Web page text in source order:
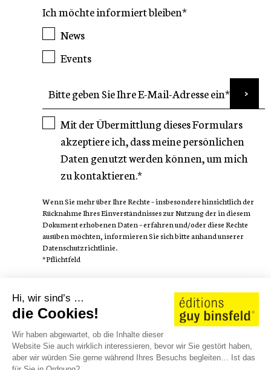
Ich möchte informiert bleiben*
News
Events
Mit der Übermittlung dieses Formulars
akzeptiere ich, dass meine persönlichen
Daten genutzt werden können, um mich
zu kontaktieren.*
Wenn Sie mehr über Ihre Rechte – insbesondere hinsichtlich der
Rücknahme Ihres Einverständnisses zur Nutzung der in diesem
Dokument erhobenen Daten – erfahren und/oder diese Rechte
ausüben möchten, informieren Sie sich bitte anhand unserer
Datenschutzrichtlinie.
*Pflichtfeld
FOLGEN SIE
Hi, wir sind’s …
die Cookies!
Wir haben abgewartet, ob die Inhalte dieser
Website Sie auch wirklich interessieren, bevor wir Sie gestört haben,
aber wir würden Sie gerne während Ihres Besuchs begleiten… Ist das